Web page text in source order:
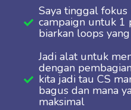
Saya tinggal
campaign untuk 1
biarkan loops
Jadi alat untuk
dengan
kita jadi tau CS
bagus dan mana
maksimal